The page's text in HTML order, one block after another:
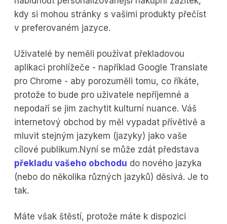
kdy si mohou stránky s vašimi produkty přečíst
v preferovaném jazyce.
Uživatelé by neměli používat překladovou
aplikaci prohlížeče - například Google Translate
pro Chrome - aby porozuměli tomu, co říkáte,
protože to bude pro uživatele nepříjemné a
nepodaří se jim zachytit kulturní nuance. Váš
internetový obchod by měl vypadat přívětivě a
mluvit stejným jazykem (jazyky) jako vaše
cílové publikum.Nyní se může zdát představa
překladu vašeho obchodu do nového jazyka
(nebo do několika různých jazyků) děsivá. Je to
tak.
Máte však štěstí, protože máte k dispozici